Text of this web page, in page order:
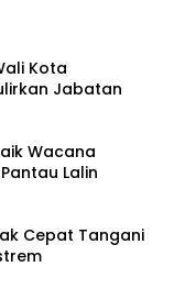
Kota
Jabatan
Wacana
Lalin
Cepat Tangani